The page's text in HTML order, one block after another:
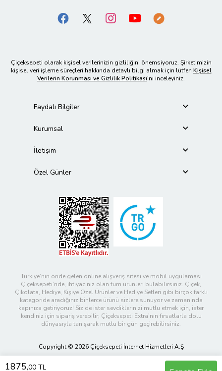
1875,00 TL
Çiçeksepeti olarak kişisel verilerinizin gizliliğini önemsiyoruz. Şirketimizin
kişisel veri işleme süreçleri hakkında detaylı bilgi almak için lütfen Kişisel
Verilerin Korunması ve Gizlilik Politikası’nı inceleyiniz.
Faydalı Bilgiler
Kurumsal
İletişim
Özel Günler
Türkiye’nin önde gelen online alışveriş sitesi ve mobil uygulaması
Çiçeksepeti’nde, ihtiyacınız olan tüm ürünleri bulabilirsiniz. Çiçek,
Çikolata, Hediye, Kişiye Özel Ürünler ve Hediye Setleri gibi birçok farklı
kategoride aradığınız binlerce ürünü sizlere sunuyor ve zamanında
kapınıza getiriyoruz! Siz de ister sevdiklerinizi mutlu etmek için, ister
kendiniz için sipariş verebilir; Çiçeksepeti Extra’nın fırsatlarla dolu
dünyasıyla tanışarak mutlu bir gün geçirebilirsiniz.
Copyright © 2026 Çiçeksepeti İnternet Hizmetleri A.Ş